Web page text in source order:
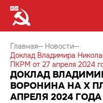
Главная
Новости
Доклад Владимира
ПКРМ от 27 апреля 2024
ДОКЛАД
ВОРОНИНА НА X
АПРЕЛЯ 2024 ГОДА